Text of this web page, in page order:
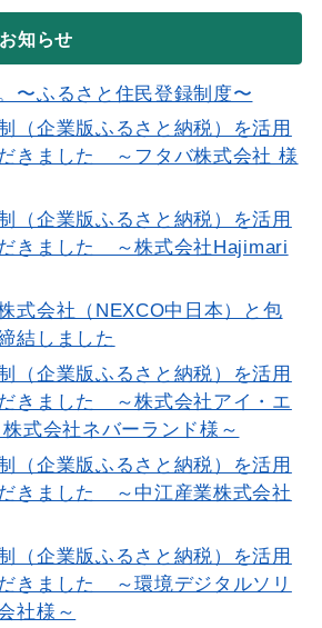
知らせ
〜ふるさと住民登録制度〜
（企業版ふるさと納税）を活用
きました ～フタバ株式会社 様
（企業版ふるさと納税）を活用
きました ～株式会社Hajimari
式会社（NEXCO中日本）と包
結しました
（企業版ふるさと納税）を活用
きました ～株式会社アイ・エ
式会社ネバーランド様～
（企業版ふるさと納税）を活用
きました ～中江産業株式会社
（企業版ふるさと納税）を活用
きました ～環境デジタルソリ
社様～